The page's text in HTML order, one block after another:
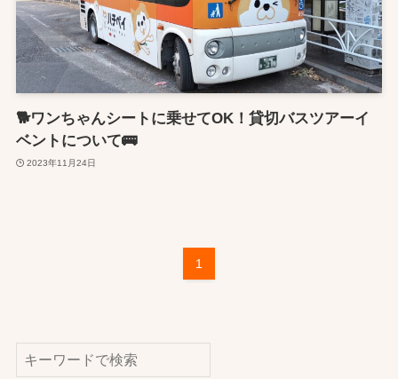
🐕ワンちゃんシートに乗せてOK！貸切バスツアーイ
ベントについて🚌
2023年11月24日
1
検索